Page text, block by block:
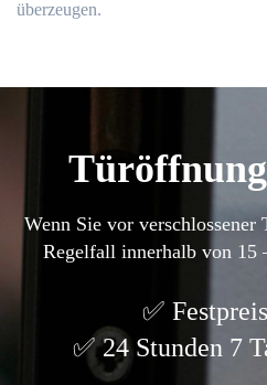
überzeugen.
Wenn Sie vor
Regelfall innerhalb von 15
24 Stunden 7